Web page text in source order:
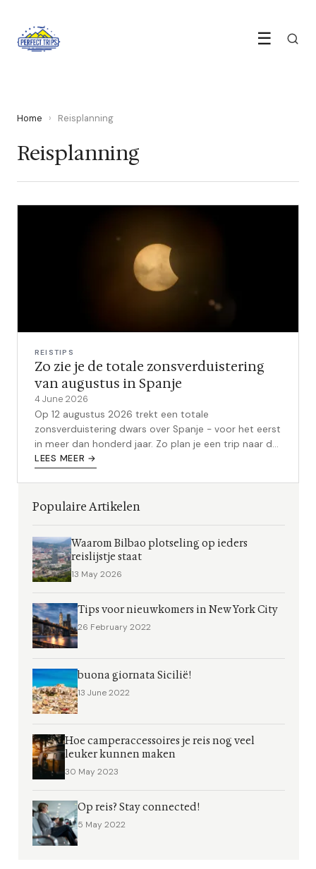
☰
Home › Reisplanning
Reisplanning
REISTIPS
Zo zie je de totale zonsverduistering
van augustus in Spanje
4 June 2026
Op 12 augustus 2026 trekt een totale
zonsverduistering dwars over Spanje - voor het eerst
in meer dan honderd jaar. Zo plan je een trip naar de
beste kijklocaties: van Galicië tot Valencia en
LEES MEER →
Populaire Artikelen
Waarom Bilbao plotseling op ieders
reislijstje staat
13 May 2026
Tips voor nieuwkomers in New York City
26 February 2022
buona giornata Sicilië!
13 June 2022
Hoe camperaccessoires je reis nog veel
leuker kunnen maken
30 May 2023
Op reis? Stay connected!
5 May 2022